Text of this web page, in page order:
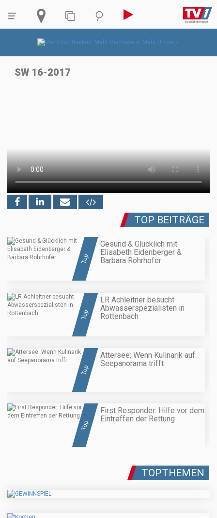
SW 16-2017
TOP BEITRÄGE
Top
Gesund & Glücklich mit
Elisabeth Eidenberger &
Barbara Rohrhofer
Top
LR Achleitner besucht
Abwasserspezialisten in
Rottenbach
Top
Attersee: Wenn Kulinarik auf
Seepanorama trifft
Top
First Responder: Hilfe vor dem
Eintreffen der Rettung
TOPTHEMEN